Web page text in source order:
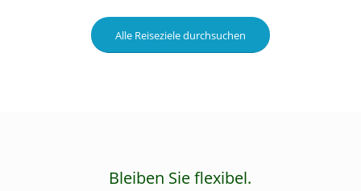
Alle Reiseziele durchsuchen
Bleiben Sie flexibel.